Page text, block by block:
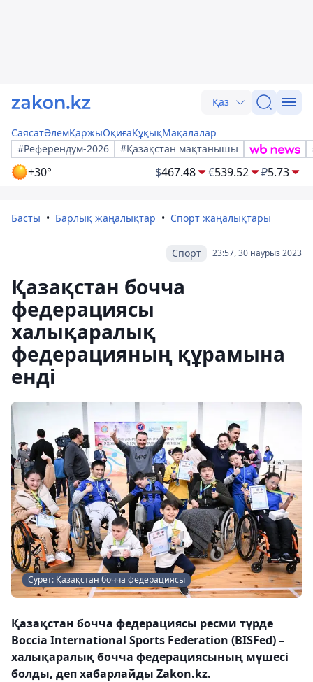
Қаз
СаясатӘлемҚаржыОқиғаҚұқықМақалалар
#Референдум-2026
#Қазақстан мақтанышы
+30° $467.48 €539.52 ₽5.73
Басты Барлық жаңалықтар Спорт жаңалықтары
23:57, 30 наурыз 2023
Спорт
Қазақстан бочча
федерациясы
халықаралық
федерацияның құрамына
енді
Cурет: Қазақстан бочча федерациясы
Қазақстан бочча федерациясы ресми түрде
Boccia International Sports Federation (BISFed) –
халықаралық бочча федерациясының мүшесі
болды, деп хабарлайды Zakon.kz.